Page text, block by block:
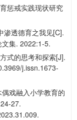
惩戒实践现状研究
透德育之我见[C].
集. 2022:1-5.
式的思考和探索[J].
j.issn.1673-
戏融入小学教育的
27.